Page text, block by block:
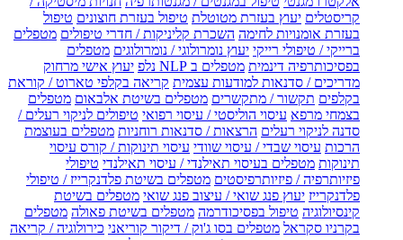
קריסטלים יעוץ בעזרת מטוטלת טיפול בעזרת חוצונים טיפול
בעזרת אומנויות לחימה השכרת קליניקות / חדרי טיפולים מטפלים
ברייקי / טיפולי רייקי יעוץ נומרולוגי / נומרולוגים מטפלים
בפסיכותרפיה דינמית מטפלים ב NLP נלפ
יעוץ אישי מרחוק
מדריכים / סדנאות למודעות עצמית קריאה בקלפי טארוט / קוראת
בקלפים תקשור / מתקשרים מטפלים בשיטת אלבאום מטפלים
בצמחי מרפא עיסוי הוליסטי / עיסוי רפואי טיפולים לניקוי רעלים /
סדנה לניקוי רעלים הרצאות / סדנאות רוחניות מטפלים בעוצמת
הרכות עיסוי שבדי / עיסוי שוודי עיסוי תינוקות / קורס עיסוי
תינוקות מטפלים בעיסוי תאילנדי / עיסוי תאילנדי טיפולי
פיזיותרפיה / פיזיותרפיסטים מטפלים בשיטת פלדנקרייז / טיפולי
פלדנקרייז יעוץ פנג שואי / עיצוב פנג שואי מטפלים בשיטת
קינסיולוגיה טיפול בפסיכודרמה מטפלים בשיטת פאולה מטפלים
בקרניו סקראל מטפלים בסו ג'וק / דיקור קוריאני כירולוגיה / קריאה